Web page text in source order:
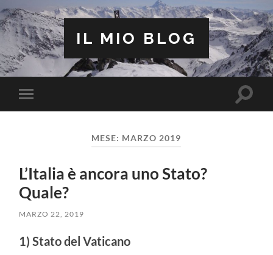
IL MIO BLOG
Attiva/disattiva
il
MESE: MARZO 2019
L’Italia è ancora uno Stato?
Quale?
MARZO 22, 2019
1) Stato del Vaticano